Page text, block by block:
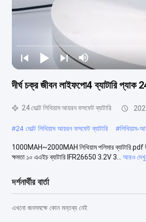
দীর্ঘ চক্র জীবন লাইফপো4 ব্যাটারি প্যাক
24 ভোল্ট লিথিয়াম আয়রন ফসফেট ব্যাটারি
#24 ভোল্ট লিথিয়াম আয়রন ফসফেট ব্যাটারি #লিথিয়াম-
1000MAH~2000MAH লিথিয়াম পলিমার ব্যাটারি.pdf
ক্ষমতা ১০ এএইচ ব্যাটারি IFR26650 3.2V 3...
আরও
দর্শনার্থীর বার্তা
এখনো জনসমক্ষে কোন মন্তব্য নেই